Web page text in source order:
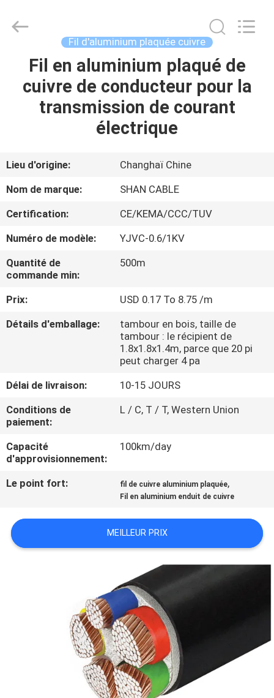
APERÇU
PRODUITS
VR
A
PROPOS
DE
NOUS
CONTRÔLE
DE
LA
QUALITÉ
NOUVELLES
DEMANDE
SOUMISSION
Cable
(Group)
Fil d'aluminium plaquée cuivre
Fil en aluminium plaqué de
cuivre de conducteur pour la
transmission de courant
électrique
Lieu d'origine:
Changhaï Chine
Nom de marque:
SHAN CABLE
Certification:
CE/KEMA/CCC/TUV
Numéro de modèle:
YJVC-0.6/1KV
Quantité de
commande min:
500m
Prix:
USD 0.17 To 8.75 /m
Détails d'emballage:
tambour en bois, taille de
tambour : le récipient de
1.8x1.8x1.4m, parce que 20 pi
peut charger 4 pa
Délai de livraison:
10-15 JOURS
Conditions de
paiement:
L / C, T / T, Western Union
Capacité
d'approvisionnement:
100km/day
Le point fort: fil de cuivre aluminium plaquée,
Fil en aluminium enduit de cuivre
MEILLEUR PRIX